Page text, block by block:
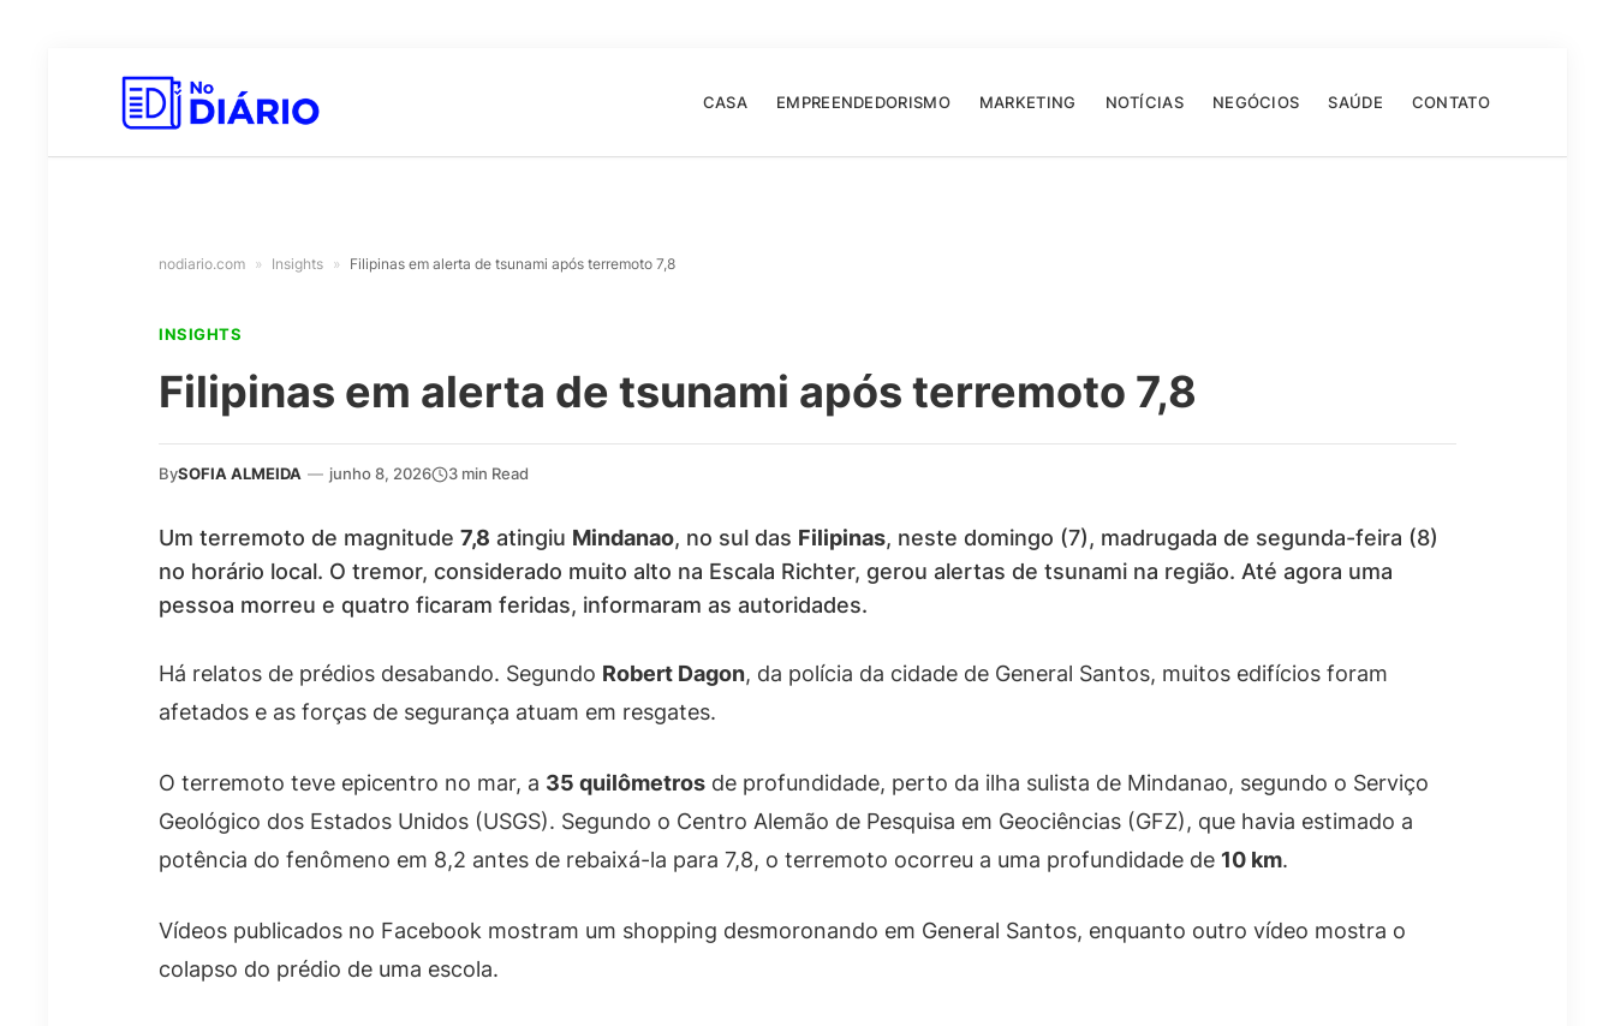
CASA EMPREENDEDORISMO MARKETING NOTÍCIAS NEGÓCIOS SAÚDE CONTATO
nodiario.com » Insights » Filipinas em alerta de tsunami após terremoto 7,8
INSIGHTS
Filipinas em alerta de tsunami após terremoto 7,8
BySOFIA ALMEIDA — junho 8, 2026 3 min Read
Um terremoto de magnitude 7,8 atingiu Mindanao, no sul das Filipinas, neste domingo (7), madrugada de segunda-feira (8)
no horário local. O tremor, considerado muito alto na Escala Richter, gerou alertas de tsunami na região. Até agora uma
pessoa morreu e quatro ficaram feridas, informaram as autoridades.
Há relatos de prédios desabando. Segundo Robert Dagon, da polícia da cidade de General Santos, muitos edifícios foram
afetados e as forças de segurança atuam em resgates.
O terremoto teve epicentro no mar, a 35 quilômetros de profundidade, perto da ilha sulista de Mindanao, segundo o Serviço
Geológico dos Estados Unidos (USGS). Segundo o Centro Alemão de Pesquisa em Geociências (GFZ), que havia estimado a
potência do fenômeno em 8,2 antes de rebaixá-la para 7,8, o terremoto ocorreu a uma profundidade de 10 km.
Vídeos publicados no Facebook mostram um shopping desmoronando em General Santos, enquanto outro vídeo mostra o
colapso do prédio de uma escola.